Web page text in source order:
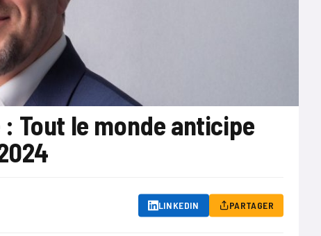
: Tout le monde anticipe
LINKEDIN PARTAGER